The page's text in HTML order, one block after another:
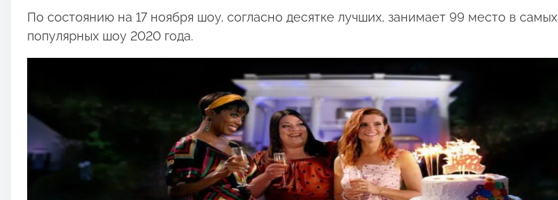
По состоянию на 17 ноября шоу, согласно десятке лучших, занимает 99 место в самых
популярных шоу 2020 года.